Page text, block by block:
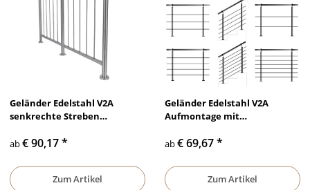
Geländer Edelstahl V2A
senkrechte Streben
ab€ 90,17*
Zum Artikel
Geländer Edelstahl V2A
Aufmontage mit
ab€ 69,67*
Zum Artikel